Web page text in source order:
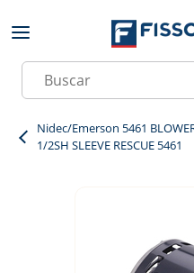
Skip to main content
Site Search
Nidec/Emerson 5461
1/2SH SLEEVE RESCUE 5461